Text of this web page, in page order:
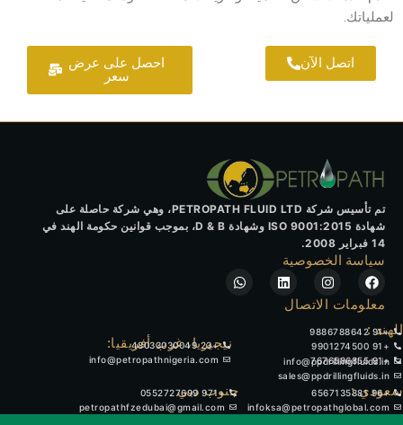
لعملياتك.
اتصل الآن
احصل على عرض
سعر
تم تأسيس شركة PETROPATH FLUID LTD، وهي شركة حاصلة على
شهادة ISO 9001:2015 وشهادة D & B، بموجب قوانين حكومة الهند في
14 فبراير 2008.
سياسة الخصوصية
F
a
c
b
o
o
k
I
n
s
a
g
r
a
m
L
i
i
n
W
h
معلومات الاتصال
الهند :
+91 9886788642
+91 9901274500
+91 7676586855
info@ppdrillingfluids.in
sales@ppdrillingfluids.in
نيجيريا، غرب أفريقيا:
+23 48033030049
info@petropathnigeria.com
سعودي :
+96 6567135881
infoksa@petropathglobal.com
جنوب دبي
+971 0552727699
petropathfzedubai@gmail.com